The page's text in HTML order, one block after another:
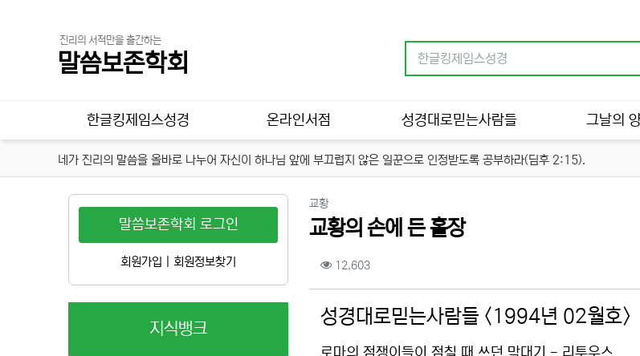
진리의 서적만을 출간하는
말씀보존학회
한글킹제임스성경 온라인서점 성경대로믿는사람들 그날의
네가 진리의 말씀을 올바로 나누어 자신이 하나님 앞에 부끄럽지 않은 일꾼으로 인정받도록 공부하라(딤후 2:15).
교황분류
교황의 손에 든 홀장
컨텐츠 정보
12,603조회
성경대로믿는사람들 <1994년 02월호>
로마의 점쟁이들이 점칠 때 쓰던 막대기 - 리투우스
말씀보존학회 로그인
회원가입 회원정보찾기
지식뱅크